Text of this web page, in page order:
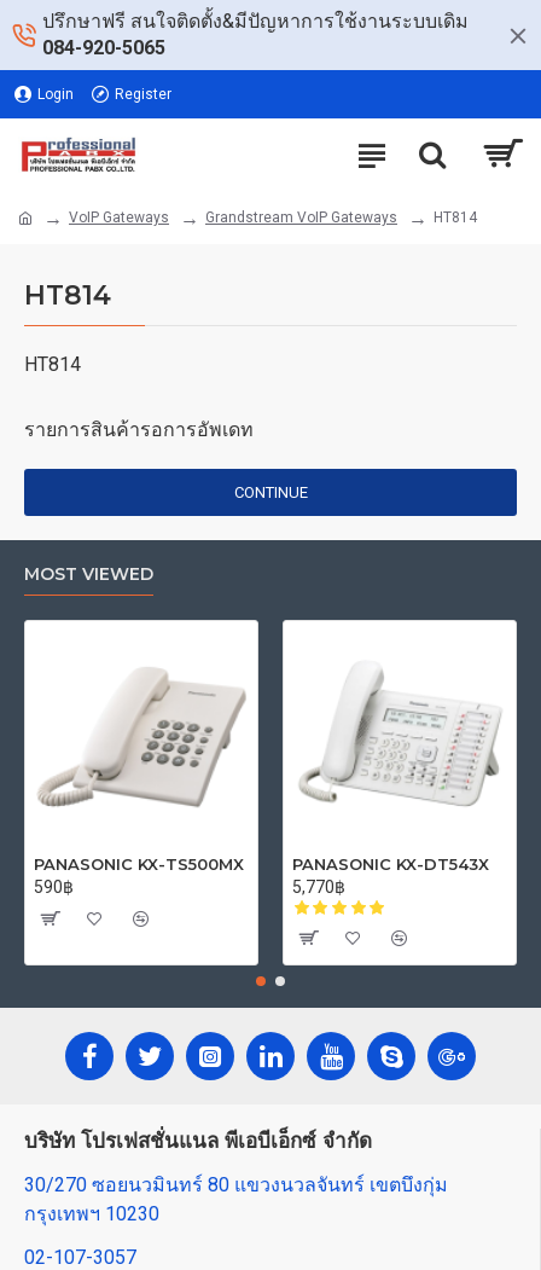
ปรึกษาฟรี สนใจติดตั้ง&มีปัญหาการใช้งานระบบเดิม
084-920-5065
Login Register
VoIP Gateways Grandstream VoIP Gateways HT814
HT814
HT814
รายการสินค้ารอการอัพเดท
CONTINUE
MOST VIEWED
PANASONIC KX-TS500MX
590฿
PANASONIC KX-DT543X
5,770฿
บริษัท โปรเฟสชั่นแนล พีเอบีเอ็กซ์ จำกัด
30/270 ซอยนวมินทร์ 80 แขวงนวลจันทร์ เขตบึงกุ่ม
กรุงเทพฯ 10230
02-107-3057